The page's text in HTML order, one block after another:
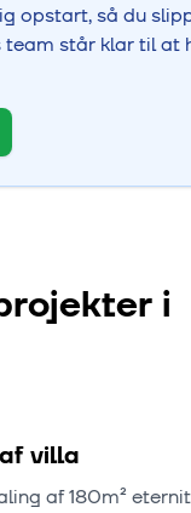
opstart, så du
team står klar til at
i
villa
af 180m²